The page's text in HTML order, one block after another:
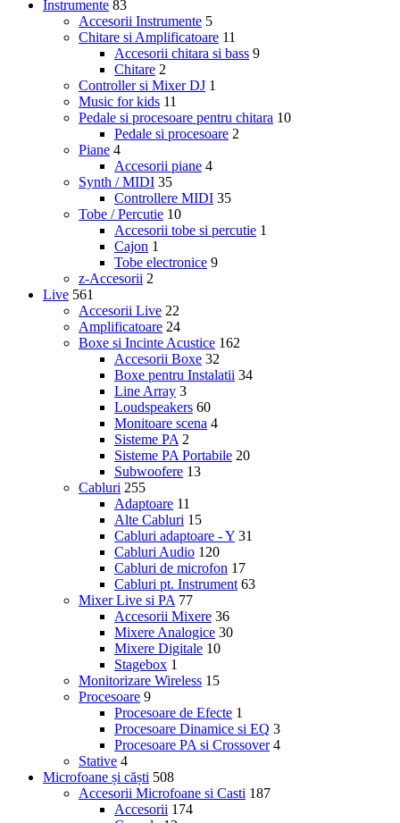
Instrumente 83
Accesorii Instrumente 5
Chitare si Amplificatoare 11
Accesorii chitara si bass 9
Chitare 2
Controller si Mixer DJ 1
Music for kids 11
Pedale si procesoare pentru chitara 10
Pedale si procesoare 2
Piane 4
Accesorii piane 4
Synth / MIDI 35
Controllere MIDI 35
Tobe / Percutie 10
Accesorii tobe si percutie 1
Cajon 1
Tobe electronice 9
z-Accesorii 2
Live 561
Accesorii Live 22
Amplificatoare 24
Boxe si Incinte Acustice 162
Accesorii Boxe 32
Boxe pentru Instalatii 34
Line Array 3
Loudspeakers 60
Monitoare scena 4
Sisteme PA 2
Sisteme PA Portabile 20
Subwoofere 13
Cabluri 255
Adaptoare 11
Alte Cabluri 15
Cabluri adaptoare - Y 31
Cabluri Audio 120
Cabluri de microfon 17
Cabluri pt. Instrument 63
Mixer Live si PA 77
Accesorii Mixere 36
Mixere Analogice 30
Mixere Digitale 10
Stagebox 1
Monitorizare Wireless 15
Procesoare 9
Procesoare de Efecte 1
Procesoare Dinamice si EQ 3
Procesoare PA si Crossover 4
Stative 4
Microfoane și căști 508
Accesorii Microfoane si Casti 187
Accesorii 174